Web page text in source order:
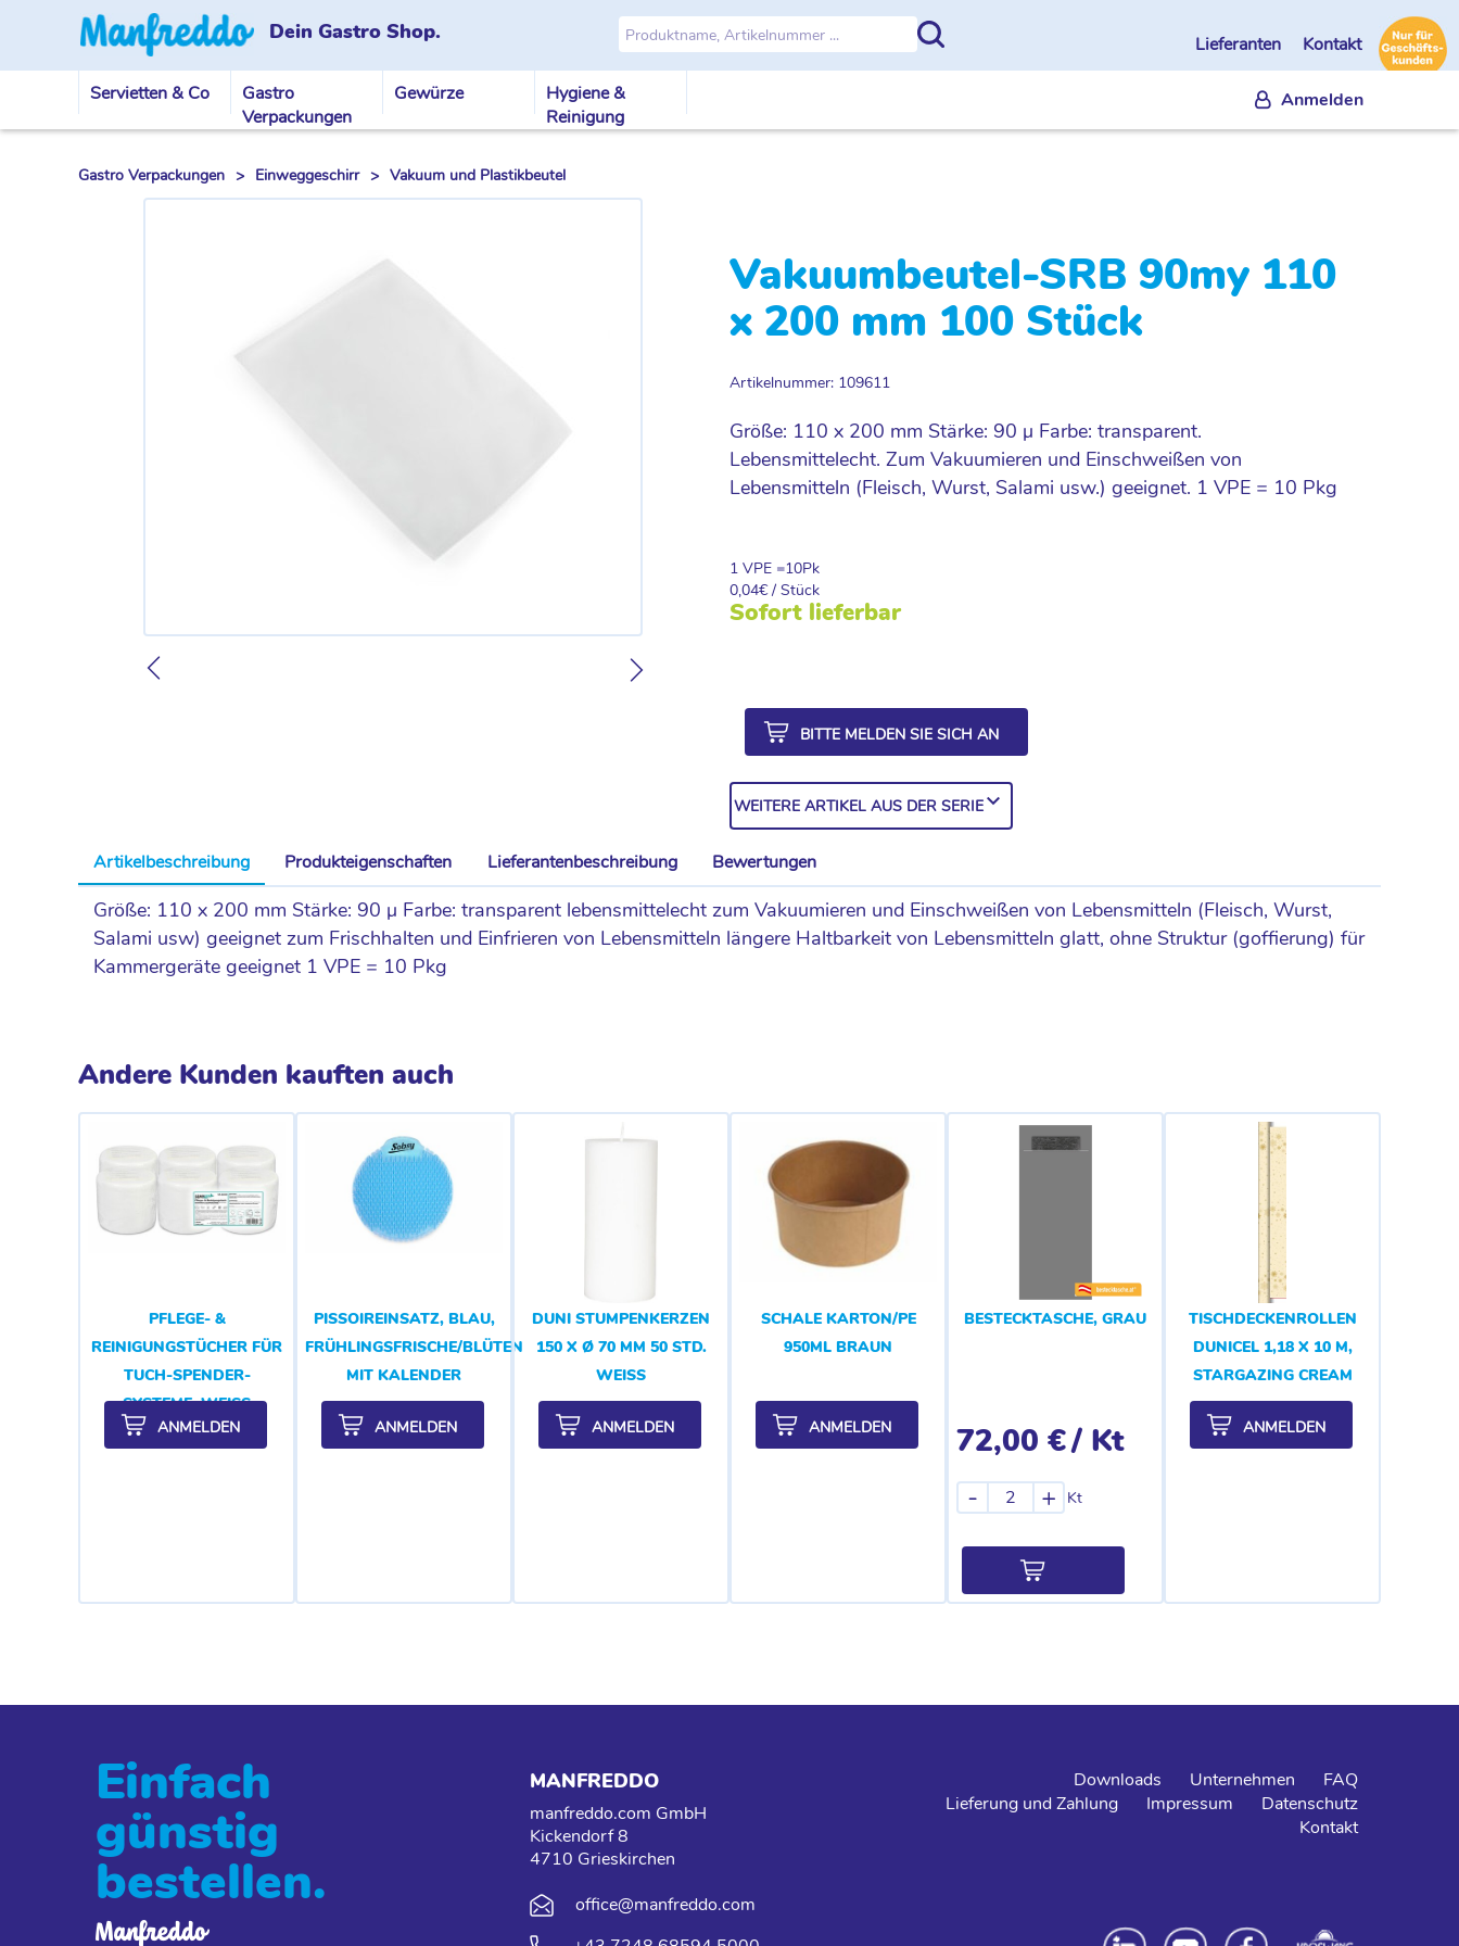
Dein Gastro Shop. Lieferanten Kontakt
Servietten & Co
Gastro
Verpackungen
Gewürze
Hygiene &
Reinigung
Anmelden
Gastro Verpackungen > Einweggeschirr > Vakuum und Plastikbeutel
Vakuumbeutel-SRB 90my 110
x 200 mm 100 Stück
Artikelnummer: 109611
Größe: 110 x 200 mm Stärke: 90 µ Farbe: transparent.
Lebensmittelecht. Zum Vakuumieren und Einschweißen von
Lebensmitteln (Fleisch, Wurst, Salami usw.) geeignet. 1 VPE = 10 Pkg
1 VPE =10Pk
0,04€ / Stück
Sofort lieferbar
BITTE MELDEN SIE SICH AN
WEITERE ARTIKEL AUS DER SERIE
Artikelbeschreibung Produkteigenschaften Lieferantenbeschreibung Bewertungen
Größe: 110 x 200 mm Stärke: 90 µ Farbe: transparent lebensmittelecht zum Vakuumieren und Einschweißen von Lebensmitteln (Fleisch, Wurst,
Salami usw) geeignet zum Frischhalten und Einfrieren von Lebensmitteln längere Haltbarkeit von Lebensmitteln glatt, ohne Struktur (goffierung) für
Kammergeräte geeignet 1 VPE = 10 Pkg
Andere Kunden kauften auch
PFLEGE- &
REINIGUNGSTÜCHER FÜR
TUCH-SPENDER-
SYSTEME, WEISS
ANMELDEN
PISSOIREINSATZ, BLAU,
FRÜHLINGSFRISCHE/BLÜTENDUFT
MIT KALENDER
ANMELDEN
DUNI STUMPENKERZEN
150 X Ø 70 MM 50 STD.
WEISS
ANMELDEN
SCHALE KARTON/PE
950ML BRAUN
ANMELDEN
BESTECKTASCHE, GRAU
72,00 €/ Kt
Kt
- +
TISCHDECKENROLLEN
DUNICEL 1,18 X 10 M,
STARGAZING CREAM
ANMELDEN
Einfach
günstig
bestellen.
MANFREDDO
manfreddo.com GmbH
Kickendorf 8
4710 Grieskirchen
office@manfreddo.com
Downloads Unternehmen
FAQ
Lieferung und Zahlung
Impressum
Datenschutz
Kontakt